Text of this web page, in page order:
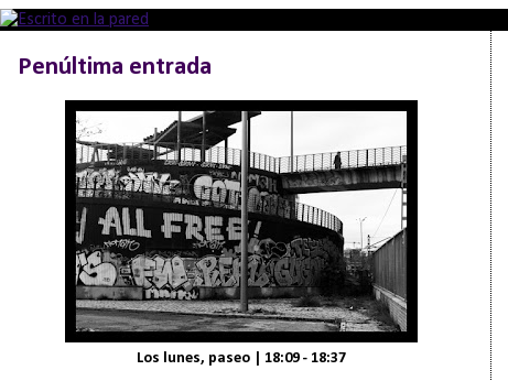
Penúltima entrada
Los lunes, paseo | 18:09 - 18:37